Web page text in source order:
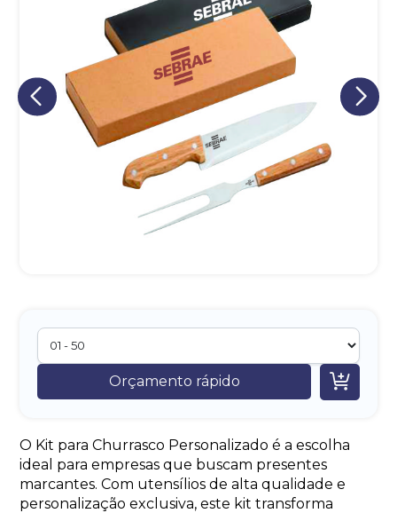
Orçamento rápido 
O Kit para Churrasco Personalizado é a escolha
ideal para empresas que buscam presentes
marcantes. Com utensílios de alta qualidade e
personalização exclusiva, este kit transforma
A nossa empresa está comprometida a proteger e respeitar
sua privacidade, utilizaremos seus dados apenas para fins
de marketing. Você pode alterar suas preferências a
qualquer momento.
Iniciar conversa